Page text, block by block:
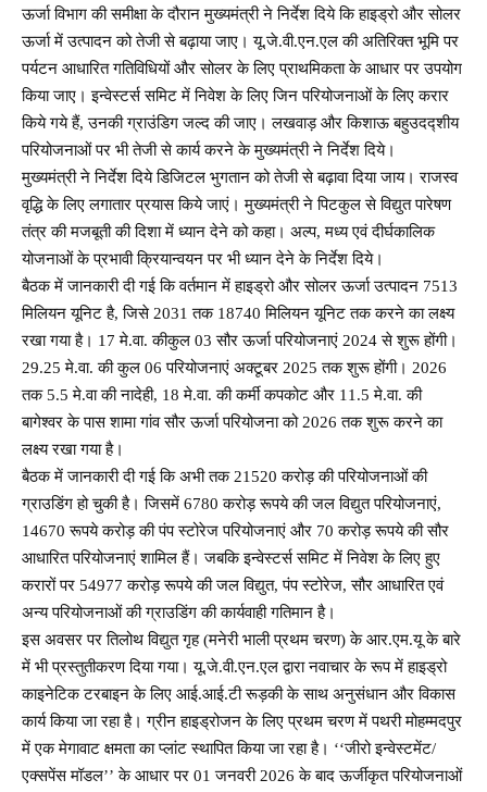
ऊर्जा विभाग की समीक्षा के दौरान मुख्यमंत्री ने निर्देश दिये कि हाइड्रो और सोलर
ऊर्जा में उत्पादन को तेजी से बढ़ाया जाए। यू.जे.वी.एन.एल की अतिरिक्त भूमि पर
पर्यटन आधारित गतिविधियों और सोलर के लिए प्राथमिकता के आधार पर उपयोग
किया जाए। इन्वेस्टर्स समिट में निवेश के लिए जिन परियोजनाओं के लिए करार
किये गये हैं, उनकी ग्राउंडिग जल्द की जाए। लखवाड़ और किशाऊ बहुउदद्शीय
परियोजनाओं पर भी तेजी से कार्य करने के मुख्यमंत्री ने निर्देश दिये।
मुख्यमंत्री ने निर्देश दिये डिजिटल भुगतान को तेजी से बढ़ावा दिया जाय। राजस्व
वृद्धि के लिए लगातार प्रयास किये जाएं। मुख्यमंत्री ने पिटकुल से विद्युत पारेषण
तंत्र की मजबूती की दिशा में ध्यान देने को कहा। अल्प, मध्य एवं दीर्घकालिक
योजनाओं के प्रभावी क्रियान्वयन पर भी ध्यान देने के निर्देश दिये।
बैठक में जानकारी दी गई कि वर्तमान में हाइड्रो और सोलर ऊर्जा उत्पादन 7513
मिलियन यूनिट है, जिसे 2031 तक 18740 मिलियन यूनिट तक करने का लक्ष्य
रखा गया है। 17 मे.वा. कीकुल 03 सौर ऊर्जा परियोजनाएं 2024 से शुरू होंगी।
29.25 मे.वा. की कुल 06 परियोजनाएं अक्टूबर 2025 तक शुरू होंगी। 2026
तक 5.5 मे.वा की नादेही, 18 मे.वा. की कर्मी कपकोट और 11.5 मे.वा. की
बागेश्वर के पास शामा गांव सौर ऊर्जा परियोजना को 2026 तक शुरू करने का
लक्ष्य रखा गया है।
बैठक में जानकारी दी गई कि अभी तक 21520 करोड़ की परियोजनाओं की
ग्राउडिंग हो चुकी है। जिसमें 6780 करोड़ रूपये की जल विद्युत परियोजनाएं,
14670 रूपये करोड़ की पंप स्टोरेज परियोजनाएं और 70 करोड़ रूपये की सौर
आधारित परियोजनाएं शामिल हैं। जबकि इन्वेस्टर्स समिट में निवेश के लिए हुए
करारों पर 54977 करोड़ रूपये की जल विद्युत, पंप स्टोरेज, सौर आधारित एवं
अन्य परियोजनाओं की ग्राउडिंग की कार्यवाही गतिमान है।
इस अवसर पर तिलोथ विद्युत गृह (मनेरी भाली प्रथम चरण) के आर.एम.यू के बारे
में भी प्रस्तुतीकरण दिया गया। यू.जे.वी.एन.एल द्वारा नवाचार के रूप में हाइड्रो
काइनेटिक टरबाइन के लिए आई.आई.टी रूड़की के साथ अनुसंधान और विकास
कार्य किया जा रहा है। ग्रीन हाइड्रोजन के लिए प्रथम चरण में पथरी मोहम्मदपुर
में एक मेगावाट क्षमता का प्लांट स्थापित किया जा रहा है। ‘‘जीरो इन्वेस्टमेंट/
एक्सपेंस मॉडल’’ के आधार पर 01 जनवरी 2026 के बाद ऊर्जीकृत परियोजनाओं